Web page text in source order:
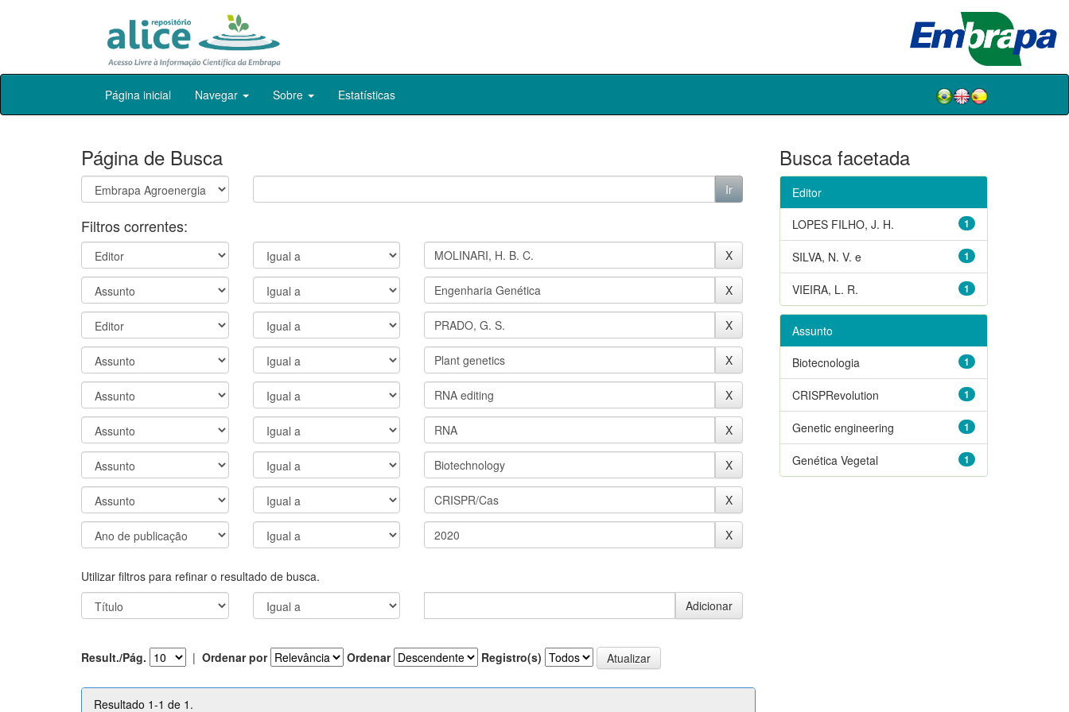
Skip
Página inicial Navegar Sobre Estatísticas
Página de Busca
Filtros correntes:
Utilizar filtros para refinar o resultado de busca.
Result./Pág. | Ordenar por Ordenar Registro(s)
Resultado 1-1 de 1.
Busca facetada
Editor
1
LOPES FILHO, J. H.
1
SILVA, N. V. e
1
VIEIRA, L. R.
Assunto
1
Biotecnologia
1
CRISPRevolution
1
Genetic engineering
1
Genética Vegetal